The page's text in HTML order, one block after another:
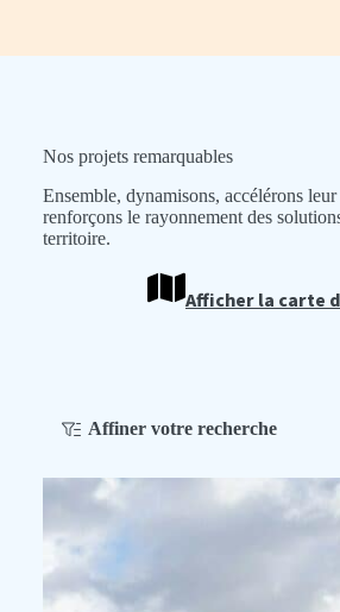
Nos projets remarquables
Ensemble, dynamisons, accélérons
renforçons le rayonnement des
territoire.
Afficher la carte
Affiner votre recherche